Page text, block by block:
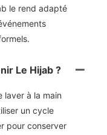
le rend adapté
Le Hijab ?
laver à la main
un cycle
pour conserver